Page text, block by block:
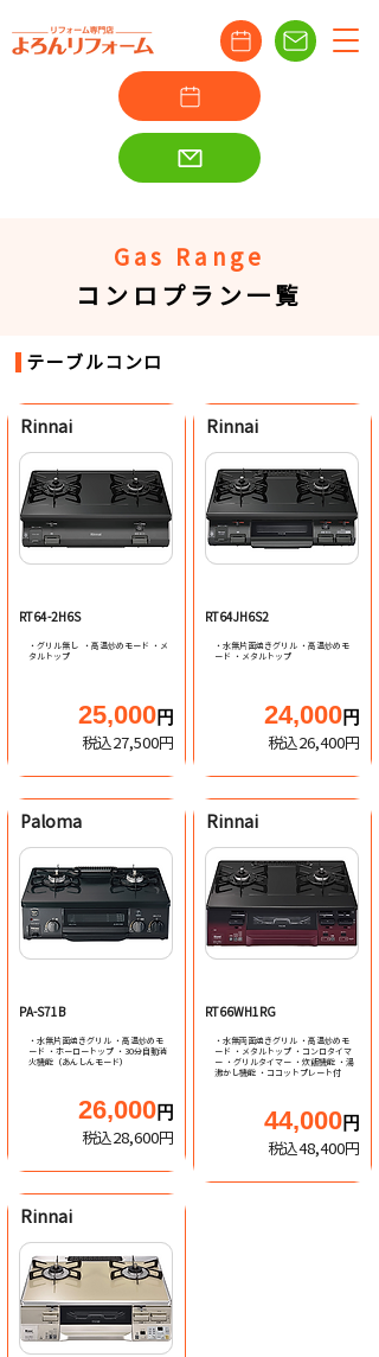
Gas Range
コンロプラン一覧
テーブルコンロ
Rinnai
RT64-2H6S
・グリル無し ・高温炒めモード ・メ
タルトップ
25,000円
税込27,500円
Paloma
PA-S71B
・水無片面焼きグリル ・高温炒めモ
ード ・ホーロートップ ・30分自動消
火機能（あんしんモード）
26,000円
税込28,600円
Rinnai
Rinnai
RT64JH6S2
・水無片面焼きグリル ・高温炒めモ
ード ・メタルトップ
24,000円
税込26,400円
Rinnai
RT66WH1RG
・水無両面焼きグリル ・高温炒めモ
ード ・メタルトップ ・コンロタイマ
ー ・グリルタイマー ・炊飯機能 ・湯
沸かし機能 ・ココットプレート付
44,000円
税込48,400円